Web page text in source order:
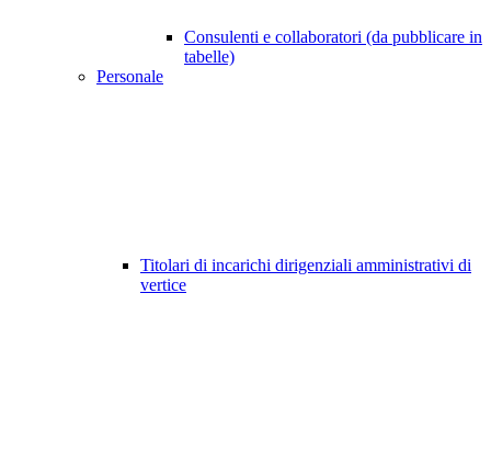
Consulenti e collaboratori (da pubblicare in
tabelle)
Personale
Titolari di incarichi dirigenziali amministrativi di
vertice